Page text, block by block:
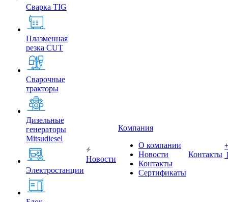
Сварка TIG
Плазменная
резка CUT
Сварочные
тракторы
Дизельные
генераторы
Mitsudiesel
Электростанции
Новости
Компания
О компании
Новости
Контакты
Сертификаты
Контакты